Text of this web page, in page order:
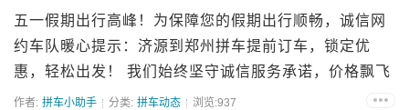
五一假期出行高峰！为保障您的假期出行顺畅，诚信网
约车队暖心提示：济源到郑州拼车提前订车，锁定优
惠，轻松出发！ 我们始终坚守诚信服务承诺，价格飘飞
的假期，诚信网约车队五一期间绝不涨价，推出三大超
作者: 拼车小助手 分类: 拼车动态 浏览:937